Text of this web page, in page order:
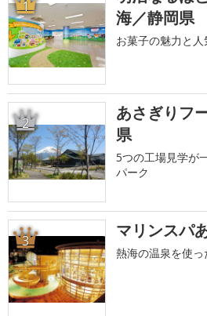
1
海／静岡県
お菓子の魅力と
2
あさぎりフ
県
5つの工場見学が
パーク
3 マリンスパ
熱海の温泉を使